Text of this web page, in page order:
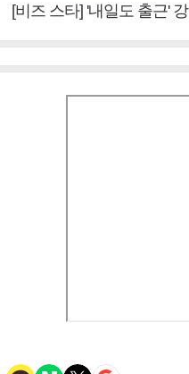
[비즈 스타] '내일도 출근' 강